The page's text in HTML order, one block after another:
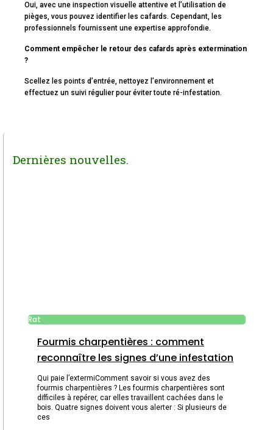
Oui, avec une inspection visuelle attentive et l’utilisation de
pièges, vous pouvez identifier les cafards. Cependant, les
professionnels fournissent une expertise approfondie.
Comment empêcher le retour des cafards après extermination
?
Scellez les points d’entrée, nettoyez l’environnement et
effectuez un suivi régulier pour éviter toute ré-infestation.
Dernières nouvelles.
Rat
Fourmis charpentières : comment
reconnaître les signes d’une infestation
Qui paie l’extermiComment savoir si vous avez des
fourmis charpentières ? Les fourmis charpentières sont
difficiles à repérer, car elles travaillent cachées dans le
bois. Quatre signes doivent vous alerter : Si plusieurs de
ces